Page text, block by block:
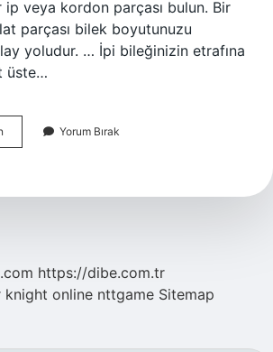
ip veya kordon parçası bulun. Bir
parçası bilek boyutunuzu
yoludur. … İpi bileğinizin etrafına
üste…
Bilekte
Bol
Yorum Bırak
https://dibe.com.tr
knight online nttgame Sitemap